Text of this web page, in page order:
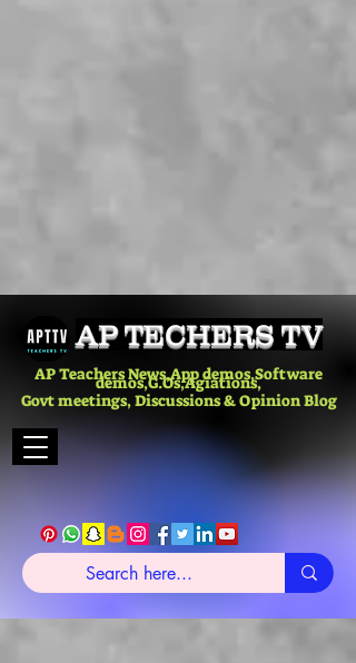
AP TECHERS TV
AP Teachers News,App demos,Software
demos,G.Os,Agiations,
Govt meetings, Discussions & Opinion Blog